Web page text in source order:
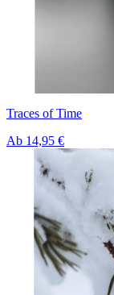
Traces of Time
Ab 14,95 €